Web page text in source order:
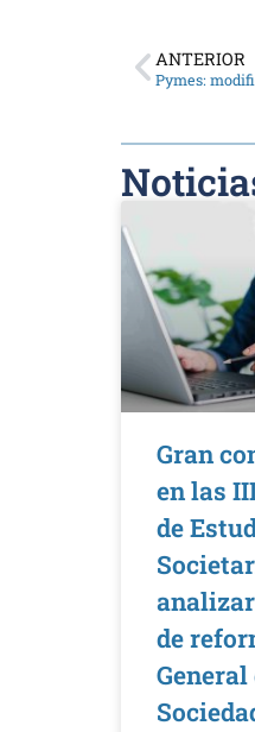
ANTERIOR
Pymes:
Gran
en las
de
de
General